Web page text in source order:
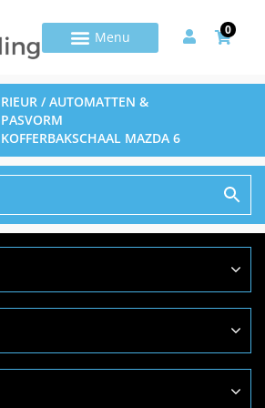
0
/AUTOMATTEN &
PASVORM
MAZDA 6